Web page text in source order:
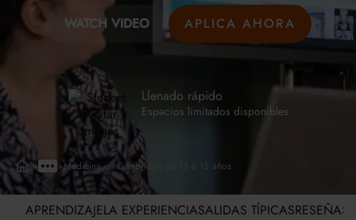
WATCH VIDEO APLICA AHORA
Llenado rápido
Espacios limitados disponibles
> >Medicina en Cambridge de 13 a 15 años
APRENDIZAJELA EXPERIENCIASALIDAS TÍPICASRESEÑAS